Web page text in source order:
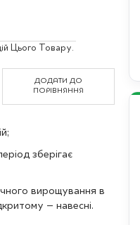
Цього Товару.
ДОДАТИ ДО
ПОРІВНЯННЯ
зберігає
вирощування в
– навесні.